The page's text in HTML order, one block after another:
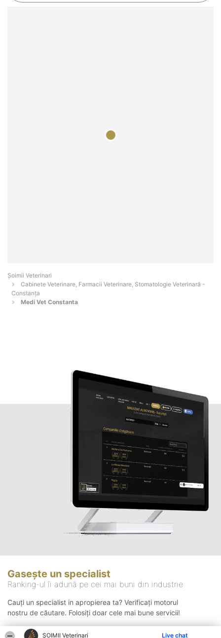
ȘOIMII Veterinari Live chat
Șoimii Veterinari
Cabinete Veterinare, Farmacii Veterinare, Stomatologie Veterinară -
Constanţa
Medi Vet Constanta
Gasește un specialist
Ranking-ul îi adună pe cei mai buni din industrie
Cauți un specialist in apropierea ta? Verificați motorul
nostru de căutare. Folosiți doar cele mai bune servicii!